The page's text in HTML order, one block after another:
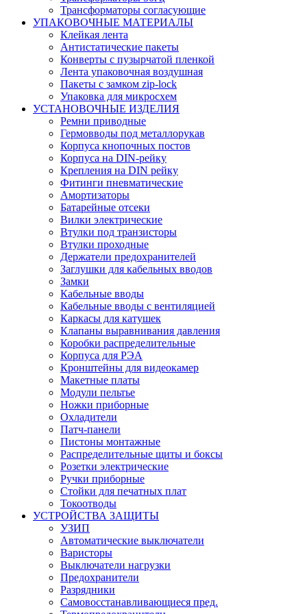
Трансформаторы согласующие
УПАКОВОЧНЫЕ МАТЕРИАЛЫ
Клейкая лента
Антистатические пакеты
Конверты с пузырчатой пленкой
Лента упаковочная воздушная
Пакеты с замком zip-lock
Упаковка для микросхем
УСТАНОВОЧНЫЕ ИЗДЕЛИЯ
Ремни приводные
Гермовводы под металлорукав
Корпуса кнопочных постов
Корпуса на DIN-рейку
Крепления на DIN рейку
Фитинги пневматические
Амортизаторы
Батарейные отсеки
Вилки электрические
Втулки под транзисторы
Втулки проходные
Держатели предохранителей
Заглушки для кабельных вводов
Замки
Кабельные вводы
Кабельные вводы с вентиляцией
Каркасы для катушек
Клапаны выравнивания давления
Коробки распределительные
Корпуса для РЭА
Кронштейны для видеокамер
Макетные платы
Модули пельтье
Ножки приборные
Охладители
Патч-панели
Пистоны монтажные
Распределительные щиты и боксы
Розетки электрические
Ручки приборные
Стойки для печатных плат
Токоотводы
УСТРОЙСТВА ЗАЩИТЫ
УЗИП
Автоматические выключатели
Варисторы
Выключатели нагрузки
Предохранители
Разрядники
Самовосстанавливающиеся пред.